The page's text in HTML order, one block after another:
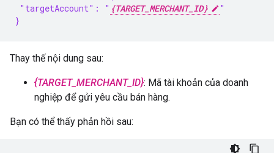
"targetAccount": " {TARGET_MERCHANT_ID}
"
}
Thay thế nội dung sau:
{TARGET_MERCHANT_ID}: Mã tài khoản của doanh
nghiệp để gửi yêu cầu bán hàng.
Bạn có thể thấy phản hồi sau: